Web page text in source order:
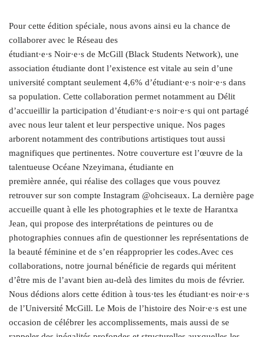
Pour cette édition spéciale, nous avons ainsi eu la chance de
collaborer avec le Réseau des
étudiant·e·s Noir·e·s de McGill (Black Students Network), une
association étudiante dont l’existence est vitale au sein d’une
université comptant seulement 4,6% d’étudiant·e·s noir·e·s dans
sa population. Cette collaboration permet notamment au Délit
d’accueillir la participation d’étudiant·e·s noir·e·s qui ont partagé
avec nous leur talent et leur perspective unique. Nos pages
arborent notamment des contributions artistiques tout aussi
magnifiques que pertinentes. Notre couverture est l’œuvre de la
talentueuse Océane Nzeyimana, étudiante en
première année, qui réalise des collages que vous pouvez
retrouver sur son compte Instagram @ohciseaux. La dernière page
accueille quant à elle les photographies et le texte de Harantxa
Jean, qui propose des interprétations de peintures ou de
photographies connues afin de questionner les représentations de
la beauté féminine et de s’en réapproprier les codes.Avec ces
collaborations, notre journal bénéficie de regards qui méritent
d’être mis de l’avant bien au-delà des limites du mois de février.
Nous dédions alors cette édition à tous·tes les étudiant·es noir·e·s
de l’Université McGill. Le Mois de l’histoire des Noir·e·s est une
occasion de célébrer les accomplissements, mais aussi de se